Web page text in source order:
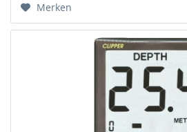
Merken